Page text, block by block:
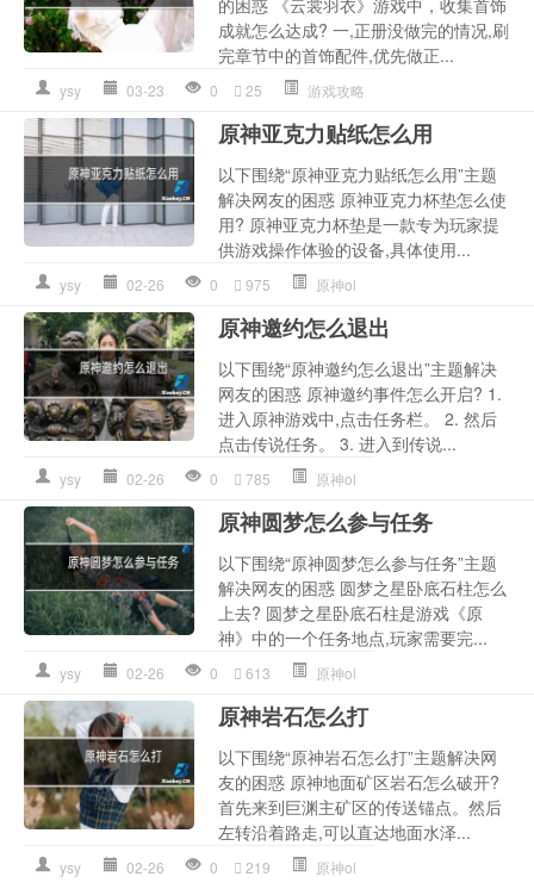
的困惑 《云裳羽衣》游戏中，收集首饰
成就怎么达成? 一,正册没做完的情况,刷
完章节中的首饰配件,优先做正...
ysy 03-23 0 25 游戏攻略
原神亚克力贴纸怎么用
以下围绕“原神亚克力贴纸怎么用”主题
解决网友的困惑 原神亚克力杯垫怎么使
用? 原神亚克力杯垫是一款专为玩家提
供游戏操作体验的设备,具体使用...
ysy 02-26 0 975 原神ol
原神邀约怎么退出
以下围绕“原神邀约怎么退出”主题解决
网友的困惑 原神邀约事件怎么开启? 1.
进入原神游戏中,点击任务栏。 2. 然后
点击传说任务。 3. 进入到传说...
ysy 02-26 0 785 原神ol
原神圆梦怎么参与任务
以下围绕“原神圆梦怎么参与任务”主题
解决网友的困惑 圆梦之星卧底石柱怎么
上去? 圆梦之星卧底石柱是游戏《原
神》中的一个任务地点,玩家需要完...
ysy 02-26 0 613 原神ol
原神岩石怎么打
以下围绕“原神岩石怎么打”主题解决网
友的困惑 原神地面矿区岩石怎么破开?
首先来到巨渊主矿区的传送锚点。然后
左转沿着路走,可以直达地面水泽...
ysy 02-26 0 219 原神ol